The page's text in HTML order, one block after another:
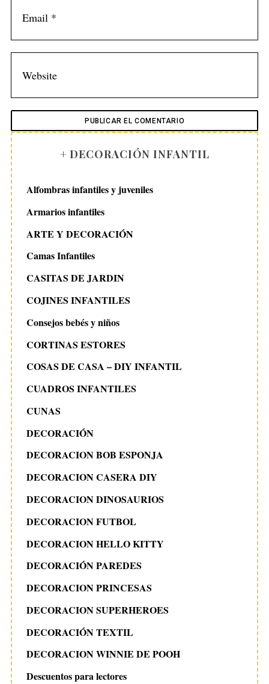
+ DECORACIÓN INFANTIL
Alfombras infantiles y juveniles
Armarios infantiles
ARTE Y DECORACIÓN
Camas Infantiles
CASITAS DE JARDIN
COJINES INFANTILES
Consejos bebés y niños
CORTINAS ESTORES
COSAS DE CASA – DIY INFANTIL
CUADROS INFANTILES
CUNAS
DECORACIÓN
DECORACION BOB ESPONJA
DECORACION CASERA DIY
DECORACION DINOSAURIOS
DECORACION FUTBOL
DECORACION HELLO KITTY
DECORACIÓN PAREDES
DECORACION PRINCESAS
DECORACION SUPERHEROES
DECORACIÓN TEXTIL
DECORACION WINNIE DE POOH
Descuentos para lectores